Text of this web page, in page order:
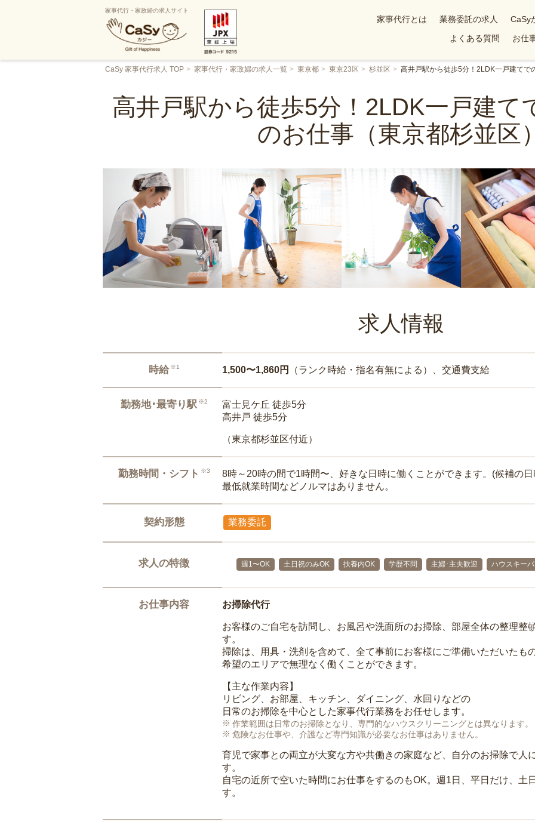
家事代行・家政婦の求人サイト
家事代行とは 業務委託の求人 CaSy
よくある質問
お仕
CaSy 家事代行求人 TOP 家事代行・家政婦の求人一覧 東京都 東京23区 杉並区 高井戸駅から徒歩5分！2LDK一戸建てで
高井戸駅から徒歩5分！2LDK一戸建て
のお仕事（東京都杉並区）
求人情報
時給 ※1 1,500〜1,860円 （ランク時給・指名有無による）、交通費支給
勤務地･最寄り駅 ※2
富士見ケ丘 徒歩5分
高井戸 徒歩5分
（東京都杉並区付近）
勤務時間・シフト ※3
8時～20時の間で1時間〜、好きな日時に働くことができます。(候補の
最低就業時間などノルマはありません。
契約形態 業務委託
求人の特徴 週1〜OK 土日祝のみOK 扶養内OK 学歴不問 主婦･主夫歓迎 ハウスキー
お仕事内容 お掃除代行
お客様のご自宅を訪問し、お風呂や洗面所のお掃除、部屋全体の整理整
す。
掃除は、用具・洗剤を含めて、全て事前にお客様にご準備いただいたも
希望のエリアで無理なく働くことができます。
【主な作業内容】
リビング、お部屋、キッチン、ダイニング、水回りなどの
日常のお掃除を中心とした家事代行業務をお任せします。
作業範囲は日常のお掃除となり、専門的なハウスクリーニングとは異なります。
危険なお仕事や、介護など専門知識が必要なお仕事はありません。
育児で家事との両立が大変な方や共働きの家庭など、自分のお掃除で人
す。
自宅の近所で空いた時間にお仕事をするのもOK。週1日、平日だけ、土
す。